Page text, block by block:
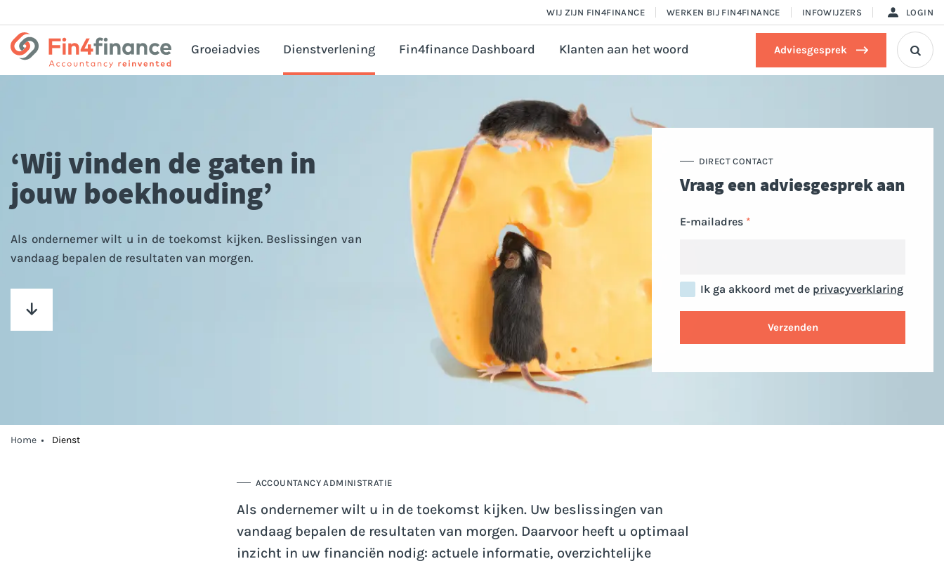
WIJ ZIJN FIN4FINANCE WERKEN BIJ FIN4FINANCE INFOWIJZERS LOGIN
Groeiadvies Dienstverlening
Belastingadvies
Privézaken ondernemer
Bedrijfsfinanciering aanvragen
Fin4finance Dashboard Klanten aan het woord Adviesgesprek 
‘Wij vinden de gaten in
jouw boekhouding’
Als ondernemer wilt u in de toekomst kijken. Beslissingen van
vandaag bepalen de resultaten van morgen.

DIRECT CONTACT
Vraag een adviesgesprek aan
E-mailadres
Ik ga akkoord met de privacyverklaring
Verzenden
Home Dienst
ACCOUNTANCY ADMINISTRATIE
Als ondernemer wilt u in de toekomst kijken. Uw beslissingen van
vandaag bepalen de resultaten van morgen. Daarvoor heeft u optimaal
inzicht in uw financiën nodig: actuele informatie, overzichtelijke